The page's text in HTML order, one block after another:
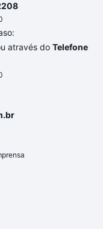
através do Telefone